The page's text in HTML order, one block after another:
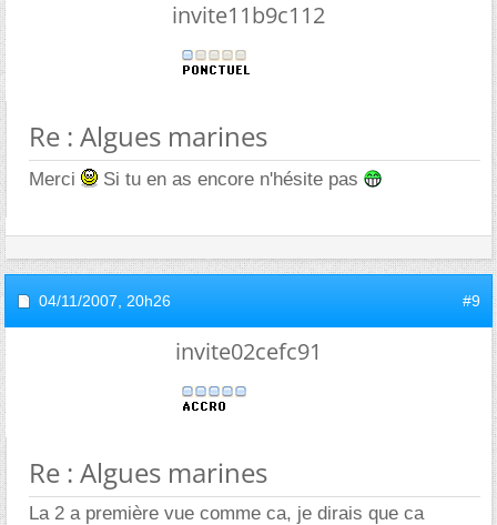
invite11b9c112
Re : Algues marines
Merci Si tu en as encore n'hésite pas
04/11/2007, 20h26 #9
invite02cefc91
Re : Algues marines
La 2 a première vue comme ca, je dirais que ca